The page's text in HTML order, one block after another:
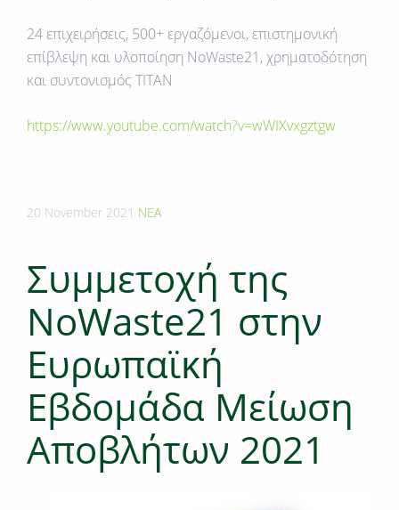
24 επιχειρήσεις, 500+ εργαζόμενοι, επιστημονική
επίβλεψη και υλοποίηση NoWaste21, χρηματοδότηση
και συντονισμός TITAN
https://www.youtube.com/watch?v=wWIXvxgztgw
20 November 2021 ΝΕΑ
Συμμετοχή της
NoWaste21 στην
Ευρωπαϊκή
Εβδομάδα Μείωση
Αποβλήτων 2021